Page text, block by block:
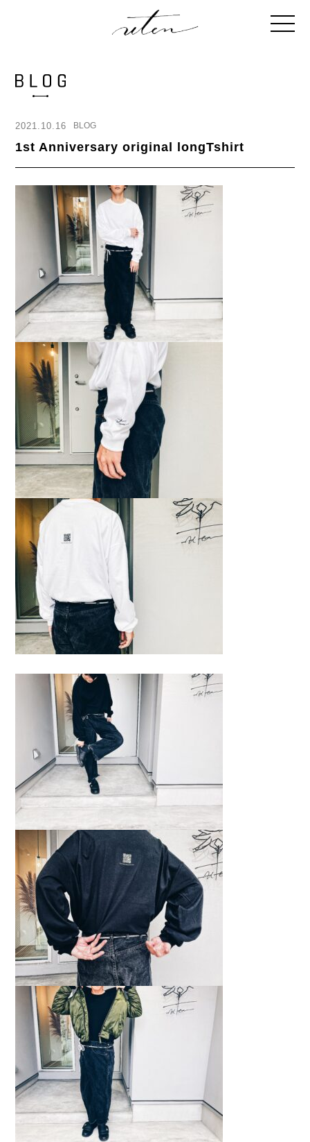
2021.10.16 BLOG
1st Anniversary original longTshirt